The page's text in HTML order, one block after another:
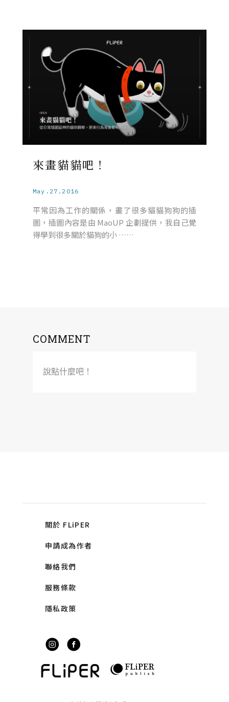
來畫貓貓吧！
May.27.2016
平常因為工作的關係，畫了很多貓貓狗狗的插
圖，插圖內容是由 MaoUP 企劃提供，我自己覺
得學到很多關於貓狗的小 ……
COMMENT
說點什麼吧！
關於 FLiPER
申請成為作者
聯絡我們
服務條款
隱私政策